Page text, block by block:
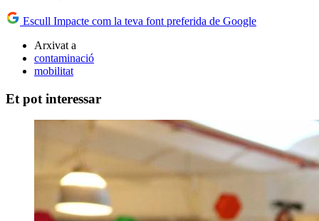
Escull Impacte com la teva font preferida de Google
Arxivat a
contaminació
mobilitat
Et pot interessar